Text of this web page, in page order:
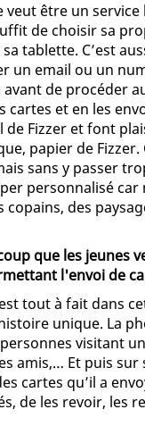
veut être un
de choisir sa
tablette. C’est
un email ou un
de procéder
cartes et en les
de Fizzer et font
papier de
sans y passer
personnalisé
copains, des
que les jeunes
l'envoi de
tout à fait dans
unique. La
visitant
amis,… Et puis
cartes qu’il a
de les revoir, les